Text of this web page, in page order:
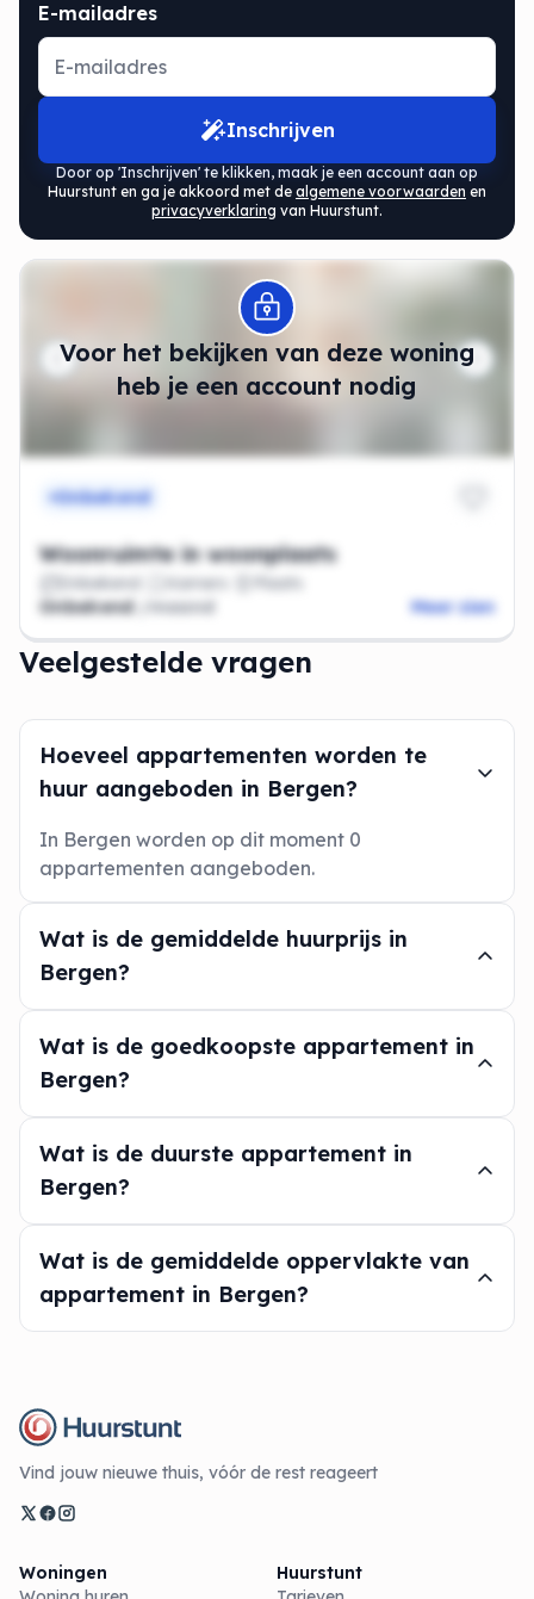
E-mailadres
Inschrijven
Door op 'Inschrijven' te klikken, maak je een account aan op
Huurstunt en ga je akkoord met de algemene voorwaarden en
privacyverklaring van Huurstunt.
Voor het bekijken van deze woning
heb je een account nodig
Modal openen
Onbekend
Woonruimte in woonplaats
Onbekend Kamers
Plaats
Onbekend
/maand Meer zien
Veelgestelde vragen
Hoeveel appartementen worden te
huur aangeboden in Bergen?
In Bergen worden op dit moment 0
appartementen aangeboden.
Wat is de gemiddelde huurprijs in
Bergen?
Wat is de goedkoopste appartement in
Bergen?
Wat is de duurste appartement in
Bergen?
Wat is de gemiddelde oppervlakte van
appartement in Bergen?
Vind jouw nieuwe thuis, vóór de rest reageert
Woningen
Huurstunt